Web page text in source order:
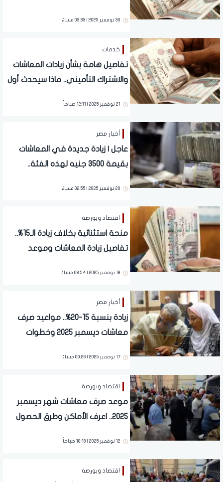
30 نوفمبر 2025 | 03:33 مساءً
خدمات
تفاصيل هامة بشأن زيادات المعاشات
والاشتراك التأميني.. ماذا سيحدث أول
21 نوفمبر 2025 | 12:11 صباحاً
أخبار مصر
عاجل | زيادة جديدة في المعاشات
بقيمة 3500 جنيه لهذه الفئة..
20 نوفمبر 2025 | 02:55 مساءً
اقتصاد وبورصة
منحة استثنائية بخلاف زيادة الـ15%..
تفاصيل زيادة المعاشات وموعد
18 نوفمبر 2025 | 08:54 مساءً
أخبار مصر
زيادة بنسبة 15-20%.. مواعيد صرف
معاشات ديسمبر 2025 وخطوات
17 نوفمبر 2025 | 09:26 مساءً
اقتصاد وبورصة
موعد صرف معاشات شهر ديسمبر
2025.. اعرف الأماكن وطرق الحصول
12 نوفمبر 2025 | 10:18 صباحاً
اقتصاد وبورصة